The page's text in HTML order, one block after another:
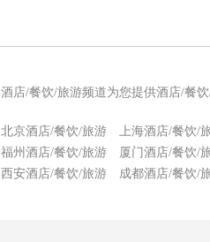
酒店/餐饮/旅游频道为您提供酒店/餐
北京酒店/餐饮/旅游 上海酒店/餐饮/
福州酒店/餐饮/旅游
厦门酒店/餐饮/
西安酒店/餐饮/旅游
成都酒店/餐饮/